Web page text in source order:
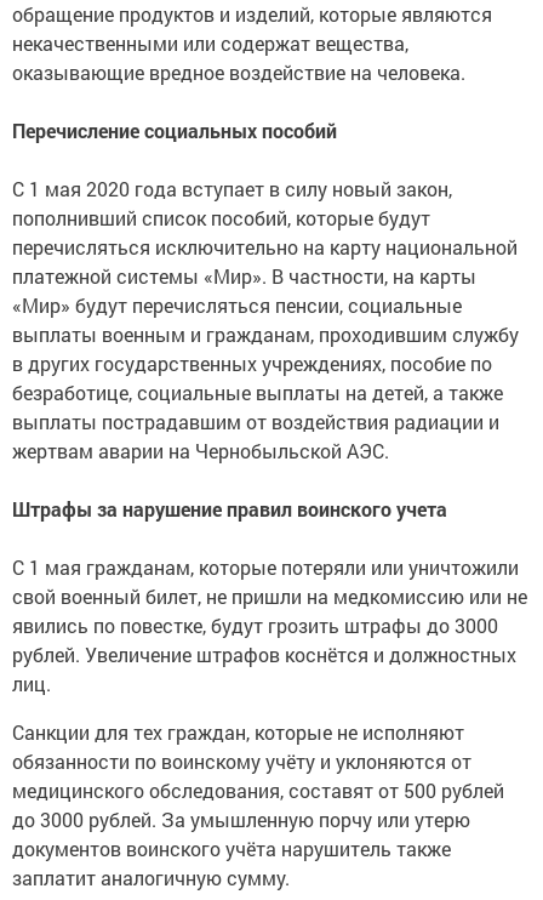
обращение продуктов и изделий, которые являются
некачественными или содержат вещества,
оказывающие вредное воздействие на человека.
Перечисление социальных пособий
С 1 мая 2020 года вступает в силу новый закон,
пополнивший список пособий, которые будут
перечисляться исключительно на карту национальной
платежной системы «Мир». В частности, на карты
«Мир» будут перечисляться пенсии, социальные
выплаты военным и гражданам, проходившим службу
в других государственных учреждениях, пособие по
безработице, социальные выплаты на детей, а также
выплаты пострадавшим от воздействия радиации и
жертвам аварии на Чернобыльской АЭС.
Штрафы за нарушение правил воинского учета
С 1 мая гражданам, которые потеряли или уничтожили
свой военный билет, не пришли на медкомиссию или не
явились по повестке, будут грозить штрафы до 3000
рублей. Увеличение штрафов коснётся и должностных
лиц.
Санкции для тех граждан, которые не исполняют
обязанности по воинскому учёту и уклоняются от
медицинского обследования, составят от 500 рублей
до 3000 рублей. За умышленную порчу или утерю
документов воинского учёта нарушитель также
заплатит аналогичную сумму.